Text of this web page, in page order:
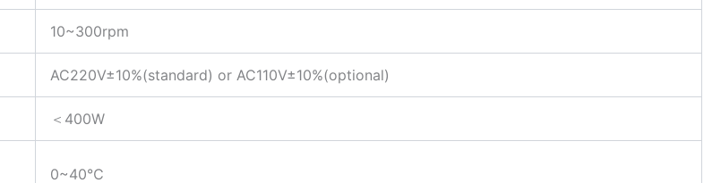
10~300rpm
AC220V±10%(standard) or AC110V±10%(optional)
＜400W
0~40℃